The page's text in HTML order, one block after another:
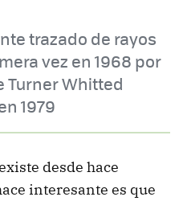
trazado de rayos
vez en 1968 por
Turner Whitted
1979
desde hace
interesante es que